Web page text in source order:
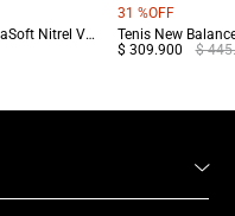
Tenis New Balance DynaSoft Nitrel V6 Mujer Terreo
31 %OFF
$ 309.900 $